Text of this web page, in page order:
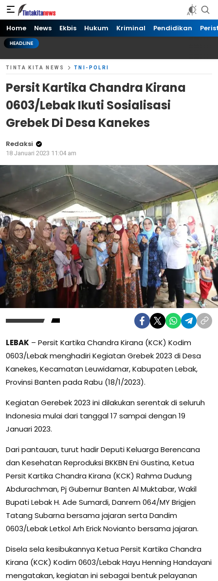
Tinta kita News
Informasi Terkini
Home News Ekbis Hukum Kriminal Pendidikan
HEADLINE
TINTA KITA NEWS TNI-POLRI
Persit Kartika Chandra Kirana
0603/Lebak Ikuti Sosialisasi
Grebek Di Desa Kanekes
Redaksi
18 Januari 2023 11:04 am
LEBAK – Persit Kartika Chandra Kirana (KCK) Kodim
0603/Lebak menghadiri Kegiatan Grebek 2023 di Desa
Kanekes, Kecamatan Leuwidamar, Kabupaten Lebak,
Provinsi Banten pada Rabu (18/1/2023).
Kegiatan Gerebek 2023 ini dilakukan serentak di seluruh
Indonesia mulai dari tanggal 17 sampai dengan 19
Januari 2023.
Dari pantauan, turut hadir Deputi Keluarga Berencana
dan Kesehatan Reproduksi BKKBN Eni Gustina, Ketua
Persit Kartika Chandra Kirana (KCK) Rahma Dudung
Abdurachman, Pj Gubernur Banten Al Muktabar, Wakil
Bupati Lebak H. Ade Sumardi, Danrem 064/MY Brigjen
Tatang Subarna bersama jajaran serta Dandim
0603/Lebak Letkol Arh Erick Novianto bersama jajaran.
Disela sela kesibukannya Ketua Persit Kartika Chandra
Kirana (KCK) Kodim 0603/Lebak Hayu Henning Handayani
mengatakan, kegiatan ini sebagai bentuk pelayanan